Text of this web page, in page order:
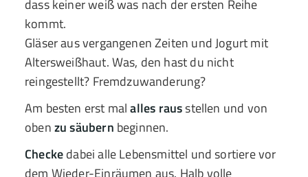
dass keiner weiß was nach der ersten Reihe
kommt.
Gläser aus vergangenen Zeiten und Jogurt mit
Altersweißhaut. Was, den hast du nicht
reingestellt? Fremdzuwanderung?
Am besten erst malalles rausstellen und von
obenzu säubern beginnen.
Checkedabei alle Lebensmittel und sortiere vor
dem Wieder-Einräumen aus. Halb volle